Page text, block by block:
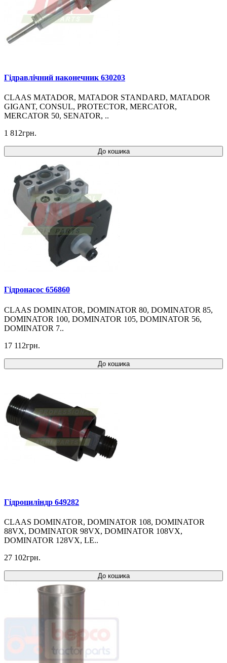
Гідравлічний наконечник 630203
CLAAS MATADOR, MATADOR STANDARD, MATADOR
GIGANT, CONSUL, PROTECTOR, MERCATOR,
MERCATOR 50, SENATOR, ..
1 812грн.
До кошика
Гідронасос 656860
CLAAS DOMINATOR, DOMINATOR 80, DOMINATOR 85,
DOMINATOR 100, DOMINATOR 105, DOMINATOR 56,
DOMINATOR 7..
17 112грн.
До кошика
Гідроциліндр 649282
CLAAS DOMINATOR, DOMINATOR 108, DOMINATOR
88VX, DOMINATOR 98VX, DOMINATOR 108VX,
DOMINATOR 128VX, LE..
27 102грн.
До кошика